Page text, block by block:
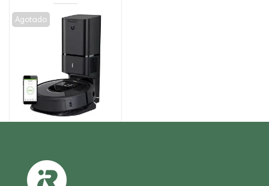
precio
original
$ 5,299,900.
precio
actual
$ 2,999,900.
Agotado